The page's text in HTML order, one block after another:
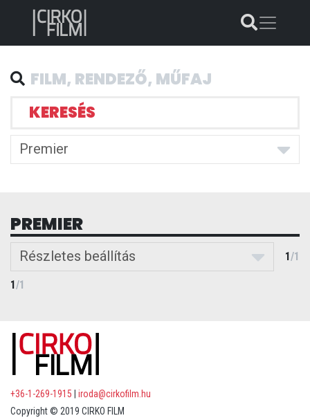
KERESÉS
Premier
PREMIER
Részletes beállítás 1/1
1/1
+36-1-269-1915
iroda@cirkofilm.hu
Copyright © 2019 CIRKO FILM